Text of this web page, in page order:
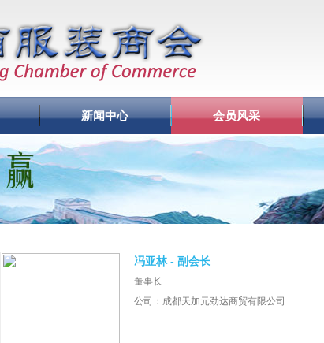
新闻中心 会员风采
冯亚林 - 副会长
董事长
公司：成都天加元劲达商贸有限公司